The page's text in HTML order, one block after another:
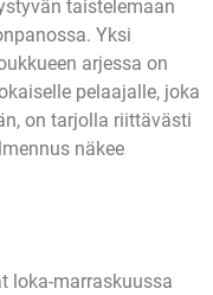
taistelemaan
Yksi
arjessa on
pelaajalle, joka
on tarjolla riittävästi
näkee
loka-marraskuussa